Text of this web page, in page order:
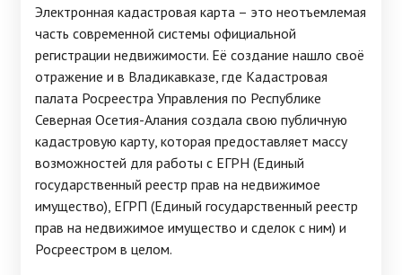
Электронная кадастровая карта – это неотъемлемая
часть современной системы официальной
регистрации недвижимости. Её создание нашло своё
отражение и в Владикавказе, где Кадастровая
палата Росреестра Управления по Республике
Северная Осетия-Алания создала свою публичную
кадастровую карту, которая предоставляет массу
возможностей для работы с ЕГРН (Единый
государственный реестр прав на недвижимое
имущество), ЕГРП (Единый государственный реестр
прав на недвижимое имущество и сделок с ним) и
Росреестром в целом.